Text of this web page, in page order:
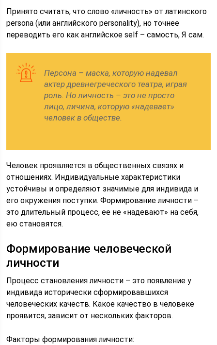
Принято считать, что слово «личность» от латинского
persona (или английского personality), но точнее
переводить его как английское self – самость, Я сам.
Персона – маска, которую надевал
актер древнегреческого театра, играя
роль. Но личность – это не просто
лицо, личина, которую «надевает»
человек в обществе.
Человек проявляется в общественных связях и
отношениях. Индивидуальные характеристики
устойчивы и определяют значимые для индивида и
его окружения поступки. Формирование личности –
это длительный процесс, ее не «надевают» на себя,
ею становятся.
Формирование человеческой
личности
Процесс становления личности – это появление у
индивида исторически сформировавшихся
человеческих качеств. Какое качество в человеке
проявится, зависит от нескольких факторов.
Факторы формирования личности: